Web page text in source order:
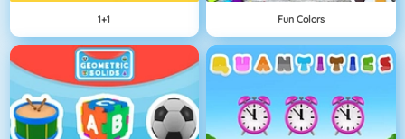
1+1 Fun Colors